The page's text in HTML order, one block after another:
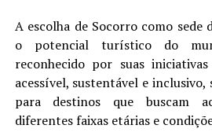
A escolha de Socorro como sede
o potencial turístico do
reconhecido por suas
acessível, sustentável e
para destinos que buscam
diferentes faixas etárias e